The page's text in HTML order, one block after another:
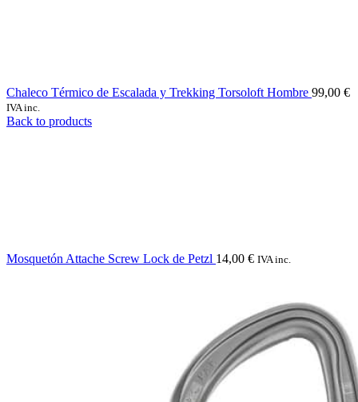
Chaleco Térmico de Escalada y Trekking Torsoloft Hombre 99,00 €
IVA inc.
Back to products
Mosquetón Attache Screw Lock de Petzl 14,00 € IVA inc.